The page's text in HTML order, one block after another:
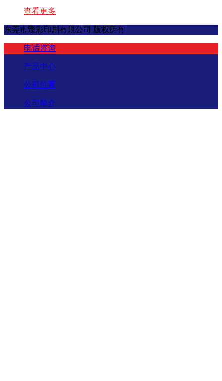
查看更多
东莞市臻彩印刷有限公司 版权所有
电话咨询
产品中心
公司位置
公司简介